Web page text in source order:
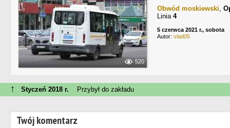
520
Obwód moskiewski,
Linia 4
5 czerwca 2021 r., sobota
Autor: vlad05
↑ Styczeń 2018 r. Przybył do zakładu
Twój komentarz